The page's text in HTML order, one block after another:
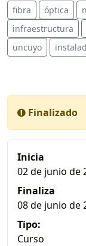
fibra
óptica
infraestructura
uncuyo
Finalizado
Inicia
02 de junio de
Finaliza
08 de junio de
Tipo:
Curso